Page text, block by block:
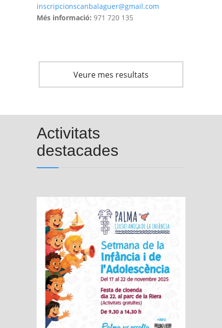
inscripcionscanbalaguer@gmail.com
Més informació: 971 720 135
Veure mes resultats
Activitats
destacades